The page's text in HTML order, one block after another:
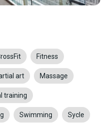
Fitness
art Massage
training
Swimming Sycle